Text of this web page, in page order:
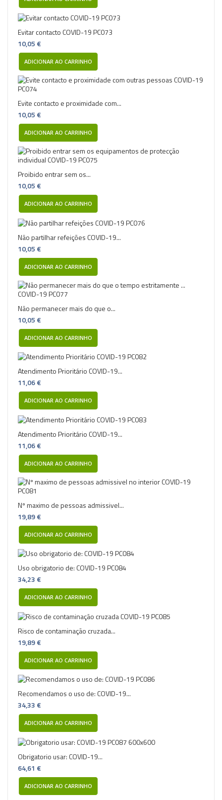
Evitar contacto COVID-19 PC073
10,05 €
ADICIONAR AO CARRINHO
Evite contacto e proximidade com...
10,05 €
ADICIONAR AO CARRINHO
Proibido entrar sem os...
10,05 €
ADICIONAR AO CARRINHO
Não partilhar refeições COVID-19...
10,05 €
ADICIONAR AO CARRINHO
Não permanecer mais do que o...
10,05 €
ADICIONAR AO CARRINHO
Atendimento Prioritário COVID-19...
11,06 €
ADICIONAR AO CARRINHO
Atendimento Prioritário COVID-19...
11,06 €
ADICIONAR AO CARRINHO
Nº maximo de pessoas admissivel...
19,89 €
ADICIONAR AO CARRINHO
Uso obrigatorio de: COVID-19 PC084
34,23 €
ADICIONAR AO CARRINHO
Risco de contaminação cruzada...
19,89 €
ADICIONAR AO CARRINHO
Recomendamos o uso de: COVID-19...
34,33 €
ADICIONAR AO CARRINHO
Obrigatorio usar: COVID-19...
64,61 €
ADICIONAR AO CARRINHO